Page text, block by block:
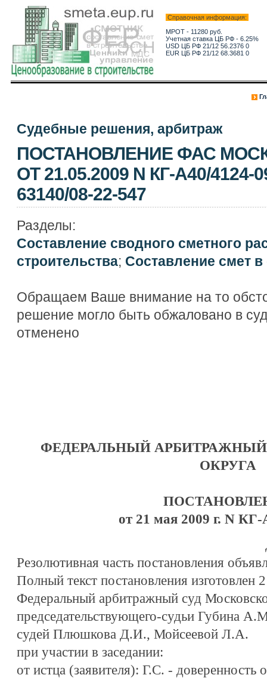
Справочная информация:
МРОТ - 11280 руб.
Учетная ставка ЦБ РФ - 6.25%
USD ЦБ РФ 21/12 56.2376 0
EUR ЦБ РФ 21/12 68.3681 0
Судебные решения, арбитраж
ПОСТАНОВЛЕНИЕ ФАС
ОТ 21.05.2009 N КГ-А40/
63140/08-22-547
Разделы:
Составление сводного сметного
строительства; Составление смет в
Обращаем Ваше внимание на то
решение могло быть обжаловано в
отменено
ФЕДЕРАЛЬНЫЙ
ОКРУГА
от 21 мая 2009 г. N
Резолютивная часть постановления
Полный текст постановления изготовлен
Федеральный арбитражный суд
председательствующего-судьи Губина
судей Плюшкова Д.И., Мойсеевой Л.А.
при участии в заседании:
от истца (заявителя): Г.С. - доверенность